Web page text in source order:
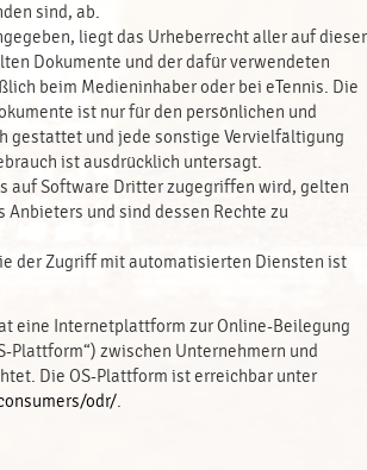
sind, ab.
liegt das Urheberrecht aller auf dieser
Dokumente und der dafür verwendeten
beim Medieninhaber oder bei eTennis. Die
ist nur für den persönlichen und
gestattet und jede sonstige Vervielfältigung
ist ausdrücklich untersagt.
auf Software Dritter zugegriffen wird, gelten
Anbieters und sind dessen Rechte zu
der Zugriff mit automatisierten Diensten ist
eine Internetplattform zur Online-Beilegung
Plattform“) zwischen Unternehmern und
Die OS-Plattform ist erreichbar unter
odr/.